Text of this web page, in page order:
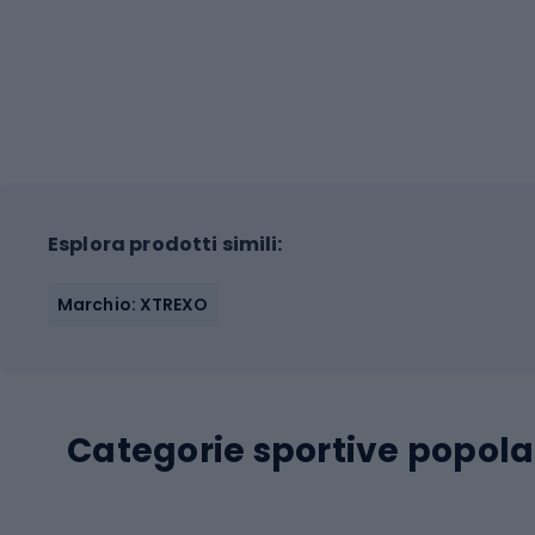
Esplora prodotti simili:
Marchio: XTREXO
Categorie sportive